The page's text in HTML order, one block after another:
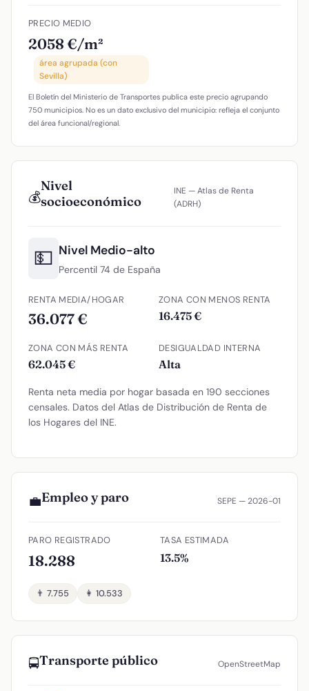
PRECIO MEDIO
2058 €/m²
área agrupada (con
Sevilla)
El Boletín del Ministerio de Transportes publica este precio agrupando
750 municipios. No es un dato exclusivo del municipio: refleja el conjunto
del área funcional/regional.
💰
Nivel
socioeconómico
INE — Atlas de Renta
(ADRH)
💵 Nivel Medio-alto
Percentil 74 de España
RENTA MEDIA/HOGAR
36.077 €
ZONA CON MENOS RENTA
16.475 €
ZONA CON MÁS RENTA
62.045 €
DESIGUALDAD INTERNA
Alta
Renta neta media por hogar basada en 190 secciones
censales. Datos del Atlas de Distribución de Renta de
los Hogares del INE.
💼Empleo y paro SEPE — 2026-01
PARO REGISTRADO
18.288
TASA ESTIMADA
13.5%
👨 7.755 👩 10.533
🚍Transporte público OpenStreetMap